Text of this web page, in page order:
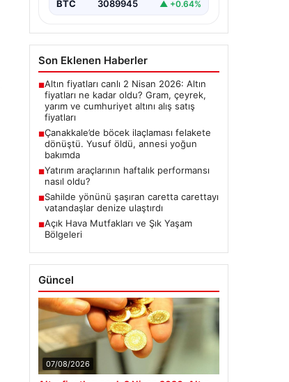
BTC 3089945 ▲ +0.64%
Son Eklenen Haberler
■Altın fiyatları canlı 2 Nisan 2026: Altın
fiyatları ne kadar oldu? Gram, çeyrek,
yarım ve cumhuriyet altını alış satış
fiyatları
■Çanakkale’de böcek ilaçlaması felakete
dönüştü. Yusuf öldü, annesi yoğun
bakımda
■Yatırım araçlarının haftalık performansı
nasıl oldu?
■Sahilde yönünü şaşıran caretta carettayı
vatandaşlar denize ulaştırdı
■Açık Hava Mutfakları ve Şık Yaşam
Bölgeleri
Güncel
07/08/2026